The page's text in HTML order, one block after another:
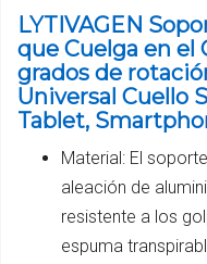
LYTIVAGEN
que Cuelga en el
grados de
Universal Cuello
Tablet,
Material: El
aleación de
resistente a los
espuma